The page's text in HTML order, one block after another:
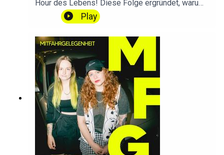
Hour des Lebens! Diese Folge ergründet, warum
sich zwischen Mitte 20 und Ende 30 so vieles
gleichzeitig staut (es ist nicht deine Schuld!) –
nehmt an meiner kleinen UMFRAGE teil:
umfrage.sindwirendlichda.de(Dauert nur 5
Minuten und macht diesen Podcast besser!)
DANKE ❤️📱 SWED auf Instagram📱 SWED auf
TikTok💌 Ihr habt eine Frage, einen Wunsch oder
Feedback? Schreibt
mir!hallo@sindwirendlichda.deIntro & Outro by
Konstantin IhlenfeldMusik by slip.stream
Play